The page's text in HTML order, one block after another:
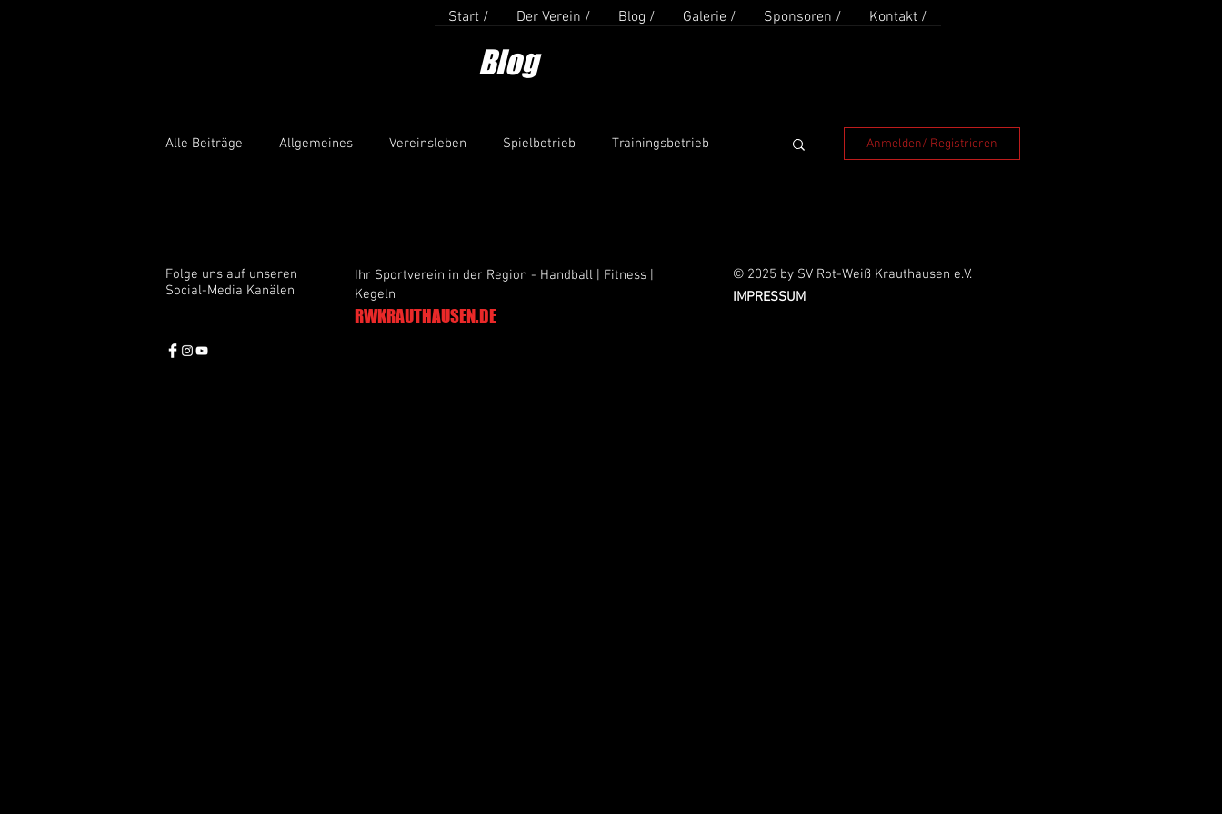
Start / Der Verein / Blog / Galerie / Sponsoren / Kontakt /
Blog
Alle Beiträge Allgemeines Vereinsleben Spielbetrieb Trainingsbetrieb Anmelden/ Registrieren
Folge uns auf unseren
Social-Media Kanälen
Ihr Sportverein in der Region - Handball | Fitness |
Kegeln
RWKRAUTHAUSEN.DE
© 2025 by SV Rot-Weiß Krauthausen e.V.
IMPRESSUM